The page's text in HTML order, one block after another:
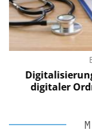
digitaler